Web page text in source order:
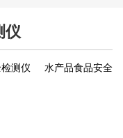
仪
测仪 水产品食品安全